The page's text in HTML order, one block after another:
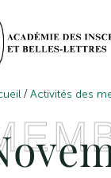
/Activités des